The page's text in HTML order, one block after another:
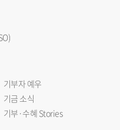
기부자 예우
기금 소식
기부·수혜 Stories